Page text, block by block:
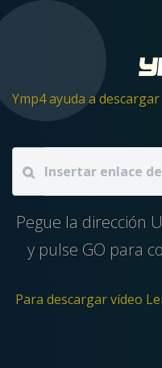
Pegue la dirección
y pulse GO para
Para descargar vídeo